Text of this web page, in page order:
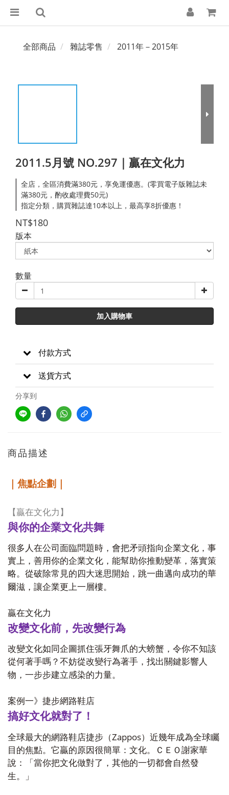
全部商品 雜誌零售 2011年－2015年
2011.5月號 NO.297｜贏在文化力
全店，全區消費滿380元，享免運優惠。(零買電子版雜誌未
滿380元，酌收處理費50元)
指定分類，購買雜誌達10本以上，最高享8折優惠！
NT$180
版本
數量
加入購物車
付款方式
送貨方式
分享到
商品描述
｜焦點企劃｜
【贏在文化力】
與你的企業文化共舞
很多人在公司面臨問題時，會把矛頭指向企業文化，事
實上，善用你的企業文化，能幫助你推動變革，落實策
略。從破除常見的四大迷思開始，跳一曲邁向成功的華
爾滋，讓企業更上一層樓。
贏在文化力
改變文化前，先改變行為
改變文化如同企圖抓住張牙舞爪的大螃蟹，令你不知該
從何著手嗎？不妨從改變行為著手，找出關鍵影響人
物，一步步建立感染的力量。
案例一》捷步網路鞋店
搞好文化就對了！
全球最大的網路鞋店捷步（Zappos）近幾年成為全球矚
目的焦點。它贏的原因很簡單：文化。ＣＥＯ謝家華
說：「當你把文化做對了，其他的一切都會自然發
生。」